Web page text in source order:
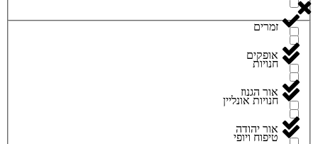
זמרים
חנויות
חנויות אונליין
טיפוח ויופי
אופקים
אור הגנוז
אור יהודה